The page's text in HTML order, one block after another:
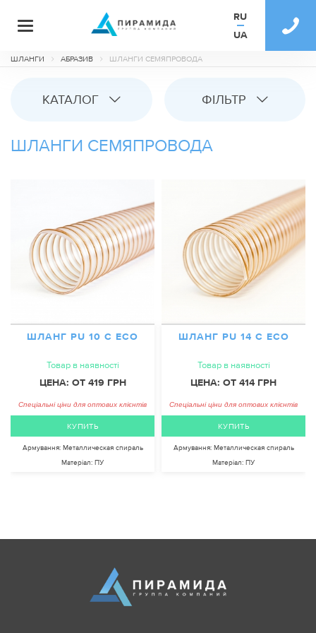
RU
UA
ШЛАНГИ АБРАЗИВ ШЛАНГИ СЕМЯПРОВОДА
КАТАЛОГ ФІЛЬТР
ШЛАНГИ СЕМЯПРОВОДА
ШЛАНГ PU 10 C ECO
Товар в наявності
ЦЕНА: ОТ 419 ГРН
Спеціальні ціни для оптових клієнтів
КУПИТЬ
Армування: Металлическая спираль
Матеріал: ПУ
ШЛАНГ PU 14 C ECO
Товар в наявності
ЦЕНА: ОТ 414 ГРН
Спеціальні ціни для оптових клієнтів
КУПИТЬ
Армування: Металлическая спираль
Матеріал: ПУ